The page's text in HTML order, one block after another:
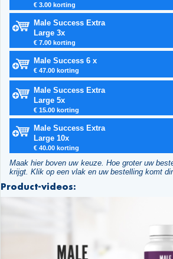
€ 3.00 korting
Male Success Extra
Large 3x
€ 7.00 korting
Male Success 6 x
€ 47.00 korting
Male Success Extra
Large 5x
€ 15.00 korting
Male Success Extra
Large 10x
€ 40.00 korting
Maak hier boven uw keuze. Hoe groter uw
krijgt. Klik op een vlak en uw bestelling komt
Product-videos: